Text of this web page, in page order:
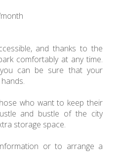
and thanks to the
comfortably at any time.
can be sure that your
who want to keep their
and bustle of the city
storage space.
or to arrange a